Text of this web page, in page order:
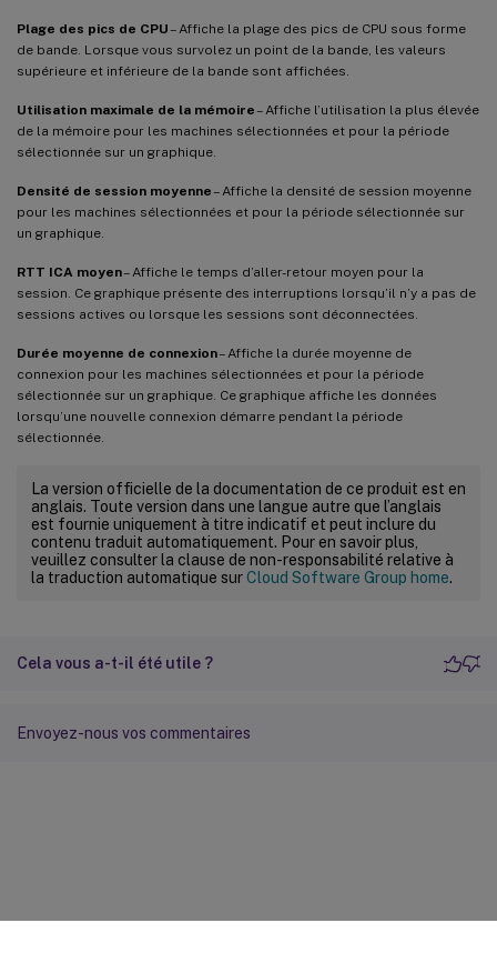
Plage des pics de CPU– Affiche la plage des pics de CPU sous forme
de bande. Lorsque vous survolez un point de la bande, les valeurs
supérieure et inférieure de la bande sont affichées.
Utilisation maximale de la mémoire– Affiche l’utilisation la plus élevée
de la mémoire pour les machines sélectionnées et pour la période
sélectionnée sur un graphique.
Densité de session moyenne– Affiche la densité de session moyenne
pour les machines sélectionnées et pour la période sélectionnée sur
un graphique.
RTT ICA moyen– Affiche le temps d’aller-retour moyen pour la
session. Ce graphique présente des interruptions lorsqu’il n’y a pas de
sessions actives ou lorsque les sessions sont déconnectées.
Durée moyenne de connexion– Affiche la durée moyenne de
connexion pour les machines sélectionnées et pour la période
sélectionnée sur un graphique. Ce graphique affiche les données
lorsqu’une nouvelle connexion démarre pendant la période
sélectionnée.
La version officielle de la documentation de ce produit est en
anglais. Toute version dans une langue autre que l’anglais
est fournie uniquement à titre indicatif et peut inclure du
contenu traduit automatiquement. Pour en savoir plus,
veuillez consulter la clause de non-responsabilité relative à
la traduction automatique surCloud Software Group home.
Cela vous a-t-il été utile ?
Envoyez-nous vos commentaires